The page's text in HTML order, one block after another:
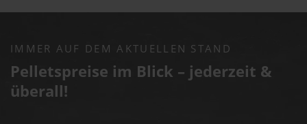
IMMER AUF DEM AKTUELLEN STAND
Pelletspreise im Blick – jederzeit &
überall!